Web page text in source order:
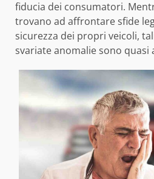
fiducia dei consumatori.
trovano ad affrontare sfide
sicurezza dei propri veicoli,
svariate anomalie sono quasi